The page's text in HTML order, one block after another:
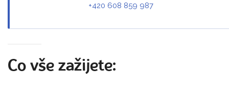
+420 608 859 987
Co vše zažijete: